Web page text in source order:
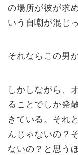
の場所が彼が求
いう自嘲が混じ
それならこの男
しかしながら、
ることでしか発
きている。それ
んじゃないの？
ないの？と思う